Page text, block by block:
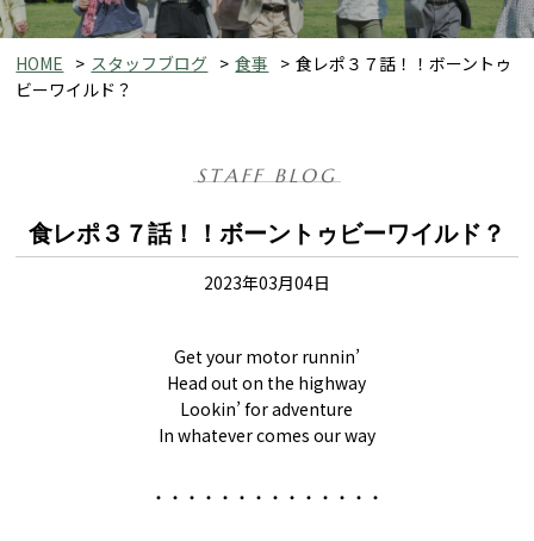
HOME スタッフブログ 食事
食レポ３７話！！ボーントゥ
ビーワイルド？
STAFF BLOG
食レポ３７話！！ボーントゥビーワイルド？
2023年03月04日
Get your motor runnin’
Head out on the highway
Lookin’ for adventure
In whatever comes our way
・・・・・・・・・・・・・・